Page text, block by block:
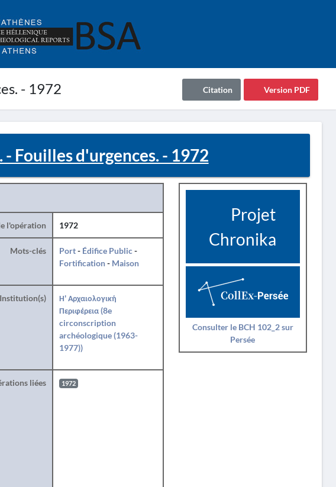
- 1972 Version PDF
Citation
Fouilles d'urgences. - 1972
l'opération 1972
Mots-clés Port- Édifice Public-
Fortification- Maison
Institution(s)
Η' Αρχαιολογική
Περιφέρεια (8e
circonscription
archéologique (1963-
1977))
liées 1972
Projet
Chronika
Consulter le BCH 102_2 sur
Persée